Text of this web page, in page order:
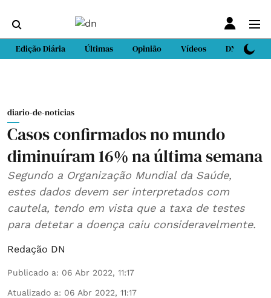
Edição Diária Últimas Opinião Vídeos DN Sport
diario-de-noticias
Casos confirmados no mundo
diminuíram 16% na última semana
Segundo a Organização Mundial da Saúde,
estes dados devem ser interpretados com
cautela, tendo em vista que a taxa de testes
para detetar a doença caiu consideravelmente.
Redação DN
Publicado a: 06 Abr 2022, 11:17
Atualizado a: 06 Abr 2022, 11:17